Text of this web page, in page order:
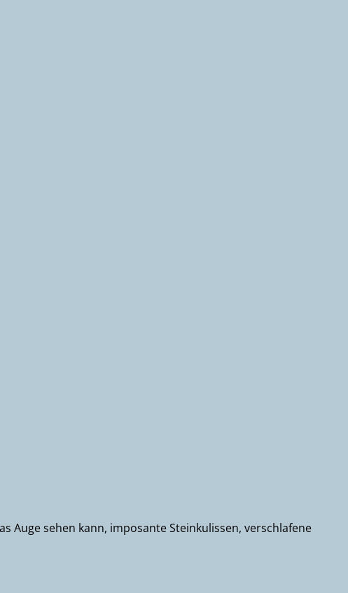
Auge sehen kann, imposante Steinkulissen, verschlafene